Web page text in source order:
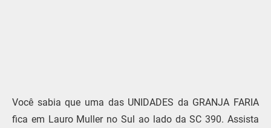
Você sabia que uma das UNIDADES da GRANJA FARIA
fica em Lauro Muller no Sul ao lado da SC 390. Assista